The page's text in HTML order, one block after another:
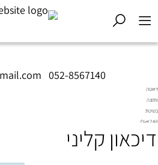
052-8567140
דיאטה
ותזונה
בשיטת
Diet2All:
שמאחורי
דיכאון קליני